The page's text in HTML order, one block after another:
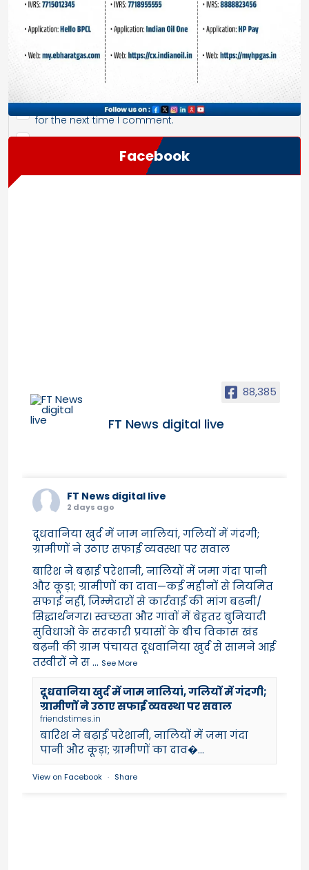
Save my name, email, and website in this browser
for the next time I comment.
Facebook
88,385
FT News digital live
FT News digital live
2 days ago
दूधवानिया खुर्द में जाम नालियां, गलियों में गंदगी;
ग्रामीणों ने उठाए सफाई व्यवस्था पर सवाल
बारिश ने बढ़ाई परेशानी, नालियों में जमा गंदा पानी
और कूड़ा; ग्रामीणों का दावा—कई महीनों से नियमित
सफाई नहीं, जिम्मेदारों से कार्रवाई की मांग बढ़नी/
सिद्धार्थनगर। स्वच्छता और गांवों में बेहतर बुनियादी
सुविधाओं के सरकारी प्रयासों के बीच विकास खंड
बढ़नी की ग्राम पंचायत दूधवानिया खुर्द से सामने आई
तस्वीरों ने स... See More
दूधवानिया खुर्द में जाम नालियां, गलियों में गंदगी;
ग्रामीणों ने उठाए सफाई व्यवस्था पर सवाल
friendstimes.in
बारिश ने बढ़ाई परेशानी, नालियों में जमा गंदा
पानी और कूड़ा; ग्रामीणों का दाव�...
View on Facebook · Share